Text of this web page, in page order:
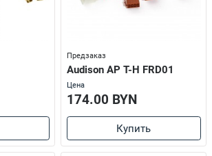
Предзаказ
Audison AP T-H FRD01
Цена
174.00 BYN
Купить